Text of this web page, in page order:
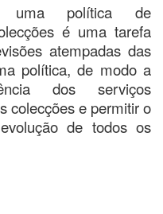
uma política de
é uma tarefa
atempadas das
política, de modo a
dos serviços
colecções e permitir o
de todos os